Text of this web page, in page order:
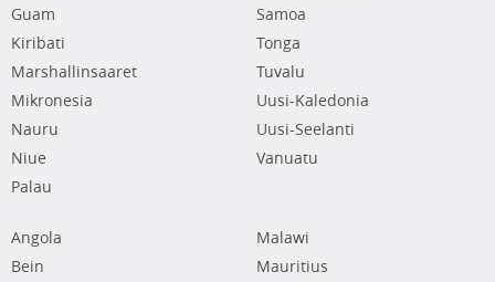
Guam
Kiribati
Marshallinsaaret
Mikronesia
Nauru
Niue
Palau
Samoa
Tonga
Tuvalu
Uusi-Kaledonia
Uusi-Seelanti
Vanuatu
Angola
Bein
Malawi
Mauritius